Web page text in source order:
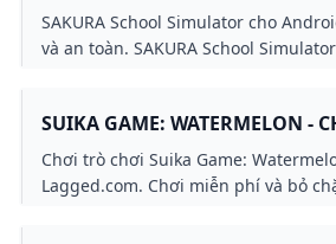
ANDROID - TẢI VỀ
SAKURA School Simulator cho Android tải về miễn
và an toàn. SAKURA School
SUIKA GAME: WATERMELON -
TRÊN LAGGED.COM
Chơi trò chơi Suika Game:
Lagged.com. Chơi miễn phí và bỏ